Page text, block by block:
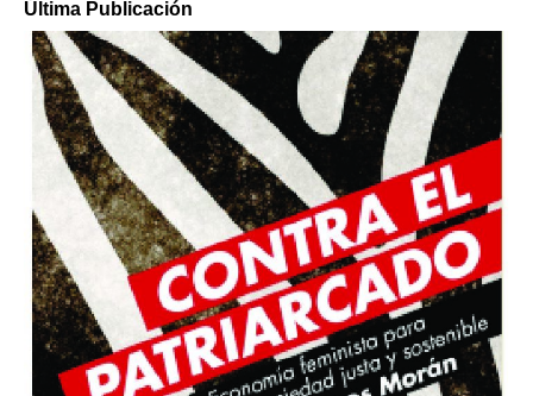
Última Publicación